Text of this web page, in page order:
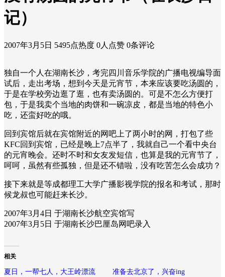
记）
2007年3月5日 5495点热度 0人点赞 0条评论
独自一个人在湖南长沙，考完四川音乐学院的广播电视编导面
试后，走出考场，想到今天是元宵节，本来应该要吃汤圆的，
于是在学校旁边逛了逛，也有卖汤圆的。可是不怎么方便打
包，于是我卖个当地的肉饼和一碗凉皮，都是当地的特色小
吃，还蛮好吃的哦。
回到宾馆后就在宾馆附近的网吧上了两小时的网，打包了些
KFC回到宾馆，已经是晚上7点半了，我就自己一个看中央台
的元宵晚会。还时不时和女友发短信，也算是我的元宵节了，
呵呵，虽然有些孤独，但是还不错啦，没有吃苦怎么会成功？
接下来就是等成都理工大学广播影视学院的报名和考试，那时
候龙叔也可能赶来长沙。
2007年3月4日 于湖南长沙航空宾馆写
2007年3月5日 于湖南长沙巴厘岛网吧录入
相关
夏日，一帮七人，大王岭漂流
准备去北京了，兴奋ing